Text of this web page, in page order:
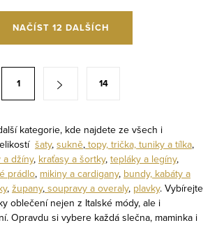
NAČÍST 12 DALŠÍCH
1 14
kategorie, kde najdete ze všech i
šaty, sukně, topy, trička, tuniky a tílka,
a džíny, kraťasy a šortky, tepláky a legíny,
prádlo, mikiny a cardigany, bundy, kabáty a
, župany, soupravy a overaly, plavky. Vybírejte
oblečení nejen z Italské módy, ale i
Opravdu si vybere každá slečna, maminka i